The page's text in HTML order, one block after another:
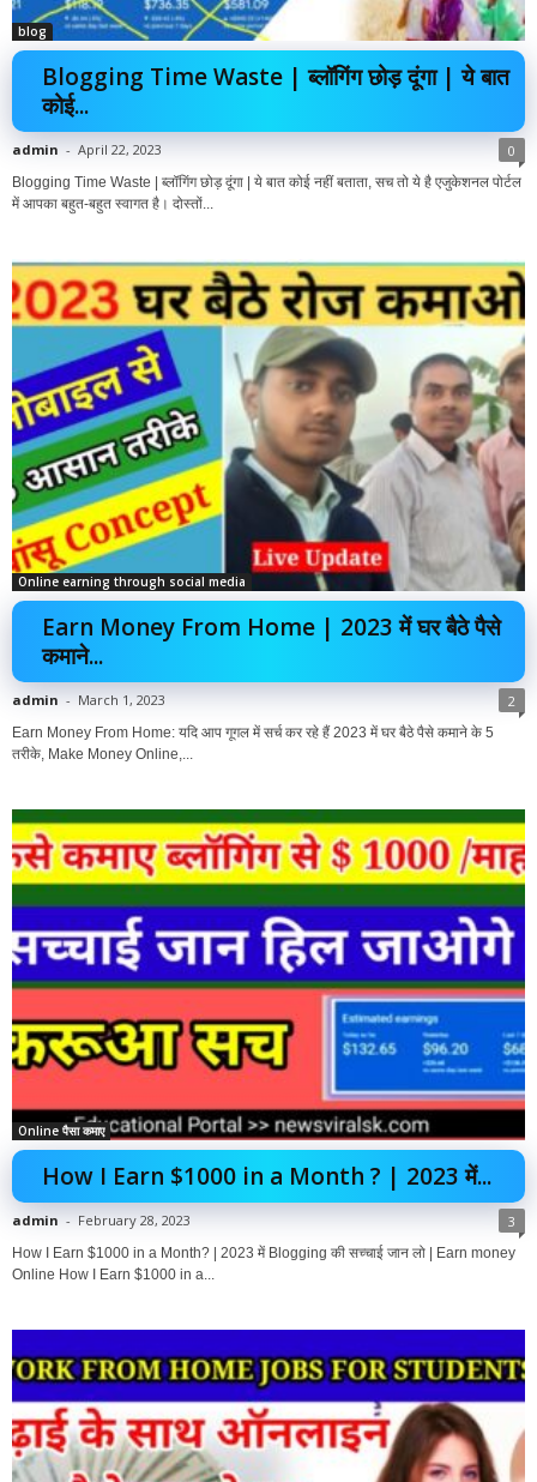
blog
Blogging Time Waste | ब्लॉगिंग छोड़ दूंगा | ये बात
कोई...
admin - April 22, 2023 0
Blogging Time Waste | ब्लॉगिंग छोड़ दूंगा | ये बात कोई नहीं बताता, सच तो ये है एजुकेशनल पोर्टल
में आपका बहुत-बहुत स्वागत है। दोस्तों...
Online earning through social media
Earn Money From Home | 2023 में घर बैठे पैसे
कमाने...
admin - March 1, 2023 2
Earn Money From Home: यदि आप गूगल में सर्च कर रहे हैं 2023 में घर बैठे पैसे कमाने के 5
तरीके, Make Money Online,...
Online पैसा कमाए
How I Earn $1000 in a Month ? | 2023 में...
admin - February 28, 2023 3
How I Earn $1000 in a Month? | 2023 में Blogging की सच्चाई जान लो | Earn money
Online How I Earn $1000 in a...